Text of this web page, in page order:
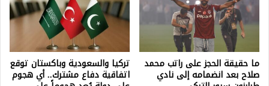
ما حقيقة الحجز على راتب محمد
صلاح بعد انضمامه إلى نادي
تركيا والسعودية وباكستان توقع
اتفاقية دفاع مشترك.. أي هجوم